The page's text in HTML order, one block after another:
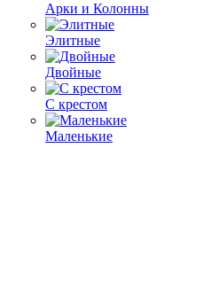
Арки и Колонны
Элитные
Двойные
С крестом
Маленькие